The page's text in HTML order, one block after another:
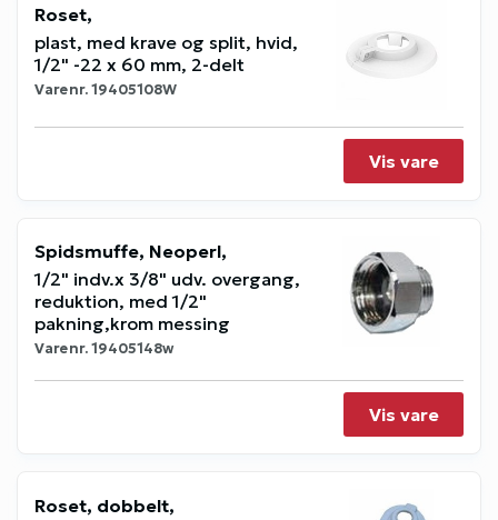
Roset,
plast, med krave og split, hvid,
1/2" -22 x 60 mm, 2-delt
Varenr.19405108W
Vis vare
Spidsmuffe, Neoperl,
1/2" indv.x 3/8" udv. overgang,
reduktion, med 1/2"
pakning,krom messing
Varenr.19405148w
Vis vare
Roset, dobbelt,